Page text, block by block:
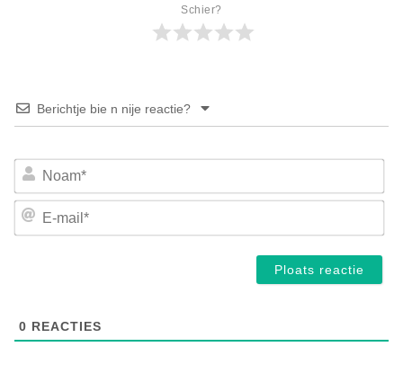
Schier?
Berichtje bie n nije reactie?
E-
0 REACTIES